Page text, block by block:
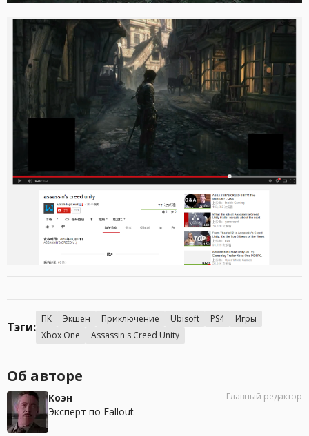
Тэги:
ПК Экшен Приключение Ubisoft PS4
Игры
Xbox One
Assassin's Creed Unity
Об авторе
Коэн
Эксперт по Fallout
Главный редактор